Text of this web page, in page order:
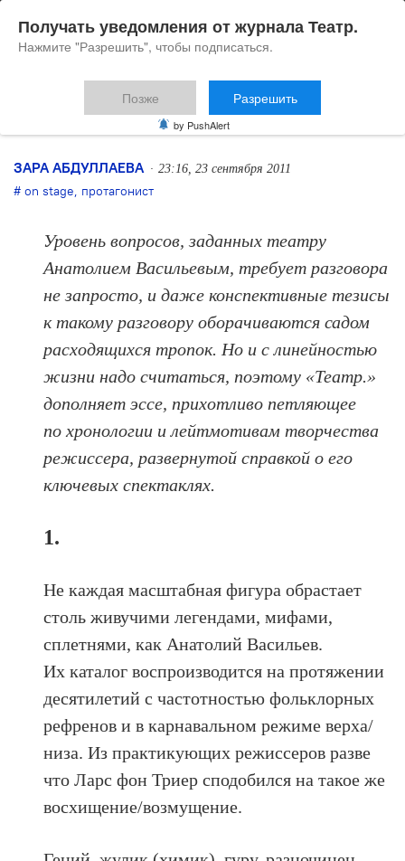
Васильев: Система
ЗАРА АБДУЛЛАЕВА 23:16, 23 сентября 2011
on stage, протагонист
Уровень вопросов, заданных театру
Анатолием Васильевым, требует разговора
не запросто, и даже конспективные тезисы
к такому разговору оборачиваются садом
расходящихся тропок. Но и с линейностью
жизни надо считаться, поэтому «Театр.»
дополняет эссе, прихотливо петляющее
по хронологии и лейтмотивам творчества
режиссера, развернутой справкой о его
ключевых спектаклях.
1.
Не каждая масштабная фигура обрастает
столь живучими легендами, мифами,
сплетнями, как Анатолий Васильев.
Их каталог воспроизводится на протяжении
десятилетий с частотностью фольклорных
рефренов и в карнавальном режиме верха/
низа. Из практикующих режиссеров разве
что Ларс фон Триер сподобился на такое же
восхищение/возмущение.
Получать уведомления от журнала Театр.
Нажмите "Разрешить", чтобы подписаться.
Позже Разрешить
by PushAlert